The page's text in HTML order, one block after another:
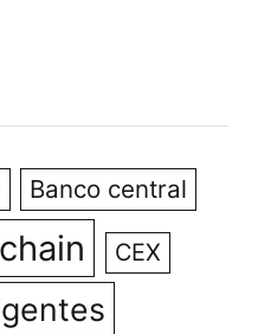
Banco central
CEX